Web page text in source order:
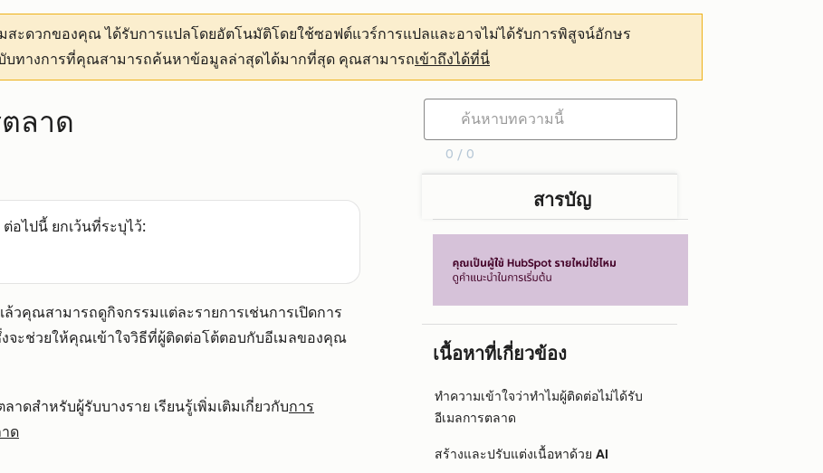
สะดวกของคุณได้รับการแปลโดยอัตโนมัติโดยใช้ซอฟต์แวร์การแปลและอาจไม่ได้รับการพิสูจน์อักษร
บทางการที่คุณสามารถค้นหาข้อมูลล่าสุดได้มากที่สุด คุณสามารถเข้าถึงได้ที่นี่
ลาด
ต่อไปนี้ ยกเว้นที่ระบุไว้:
ล้วคุณสามารถดูกิจกรรมแต่ละรายการเช่นการเปิดการ
จะช่วยให้คุณเข้าใจวิธีที่ผู้ติดต่อโต้ตอบกับอีเมลของคุณ
สำหรับผู้รับบางราย เรียนรู้เพิ่มเติมเกี่ยวกับการ
ด
0 / 0
สารบัญ
เนื้อหาที่เกี่ยวข้อง
ทำความเข้าใจว่าทำไมผู้ติดต่อไม่ได้รับ
อีเมลการตลาด
สร้างและปรับแต่งเนื้อหาด้วย AI